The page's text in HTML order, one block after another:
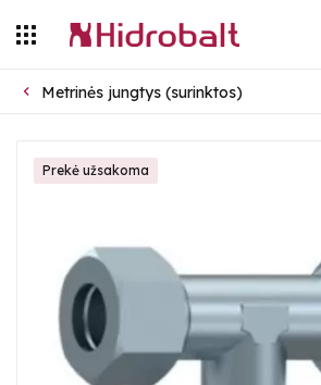
Metrinės jungtys (surinktos)
Prekė užsakoma